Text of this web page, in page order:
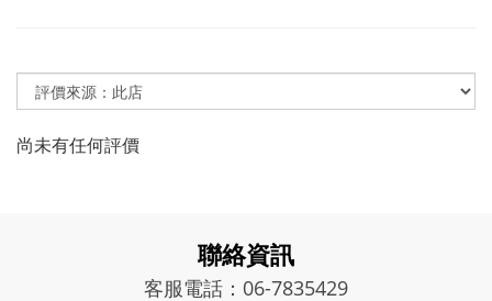
尚未有任何評價
聯絡資訊
客服電話：06-7835429